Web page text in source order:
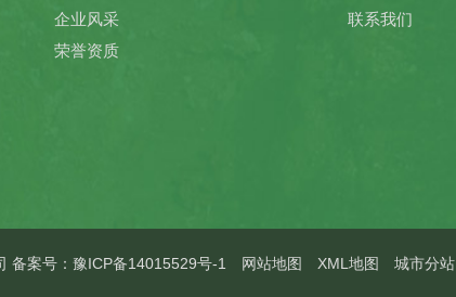
企业风采
荣誉资质
联系我们
备案号： 豫ICP备14015529号-1 网站地图 XML地图 城市分站